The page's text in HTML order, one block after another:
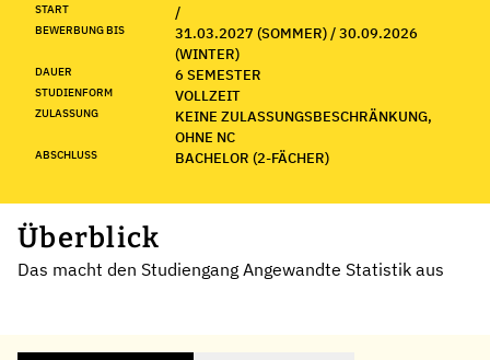
START /
BEWERBUNG BIS
31.03.2027 (SOMMER) / 30.09.2026
(WINTER)
DAUER 6 SEMESTER
STUDIENFORM VOLLZEIT
ZULASSUNG
KEINE ZULASSUNGSBESCHRÄNKUNG,
OHNE NC
ABSCHLUSS BACHELOR (2-FÄCHER)
Überblick
Das macht den Studiengang Angewandte Statistik aus